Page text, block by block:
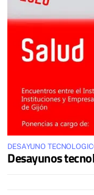
DESAYUNO
Desayunos